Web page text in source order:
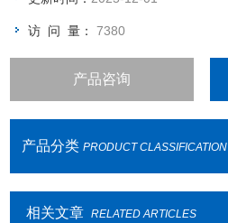
访 问 量：7380
产品咨询
产品分类 PRODUCT CLASSIFICATION
相关文章 RELATED ARTICLES